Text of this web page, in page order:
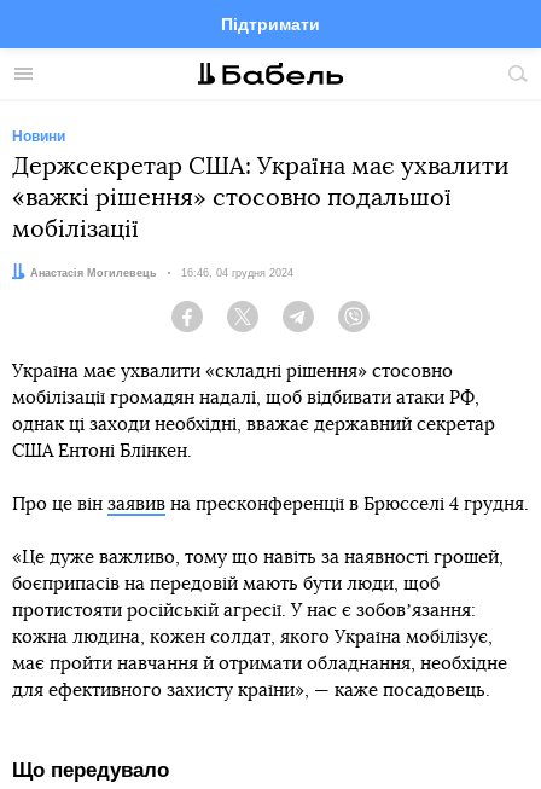
Меню
Підтримати
FacebookTelegramTwitter
Новини
Держсекретар США: Україна має ухвалити
«важкі рішення» стосовно подальшої
мобілізації
Автор:
Анастасія Могилевець Дата:
16:46, 04 грудня 2024
Facebook Twitter Telegram
Україна має ухвалити «складні рішення» стосовно
мобілізації громадян надалі, щоб відбивати атаки РФ,
однак ці заходи необхідні, вважає державний секретар
США Ентоні Блінкен.
Про це він заявив на пресконференції в Брюсселі 4 грудня.
«Це дуже важливо, тому що навіть за наявності грошей,
боєприпасів на передовій мають бути люди, щоб
протистояти російській агресії. У нас є зобовʼязання:
кожна людина, кожен солдат, якого Україна мобілізує,
має пройти навчання й отримати обладнання, необхідне
для ефективного захисту країни», — каже посадовець.
Що передувало